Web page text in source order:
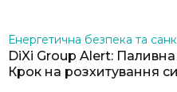
Енергетична безпека та
DiXi Group Alert:
Крок на розхитування